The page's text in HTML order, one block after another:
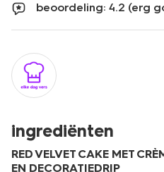
beoordeling: 4.2 (erg
ingrediënten
RED VELVET CAKE MET
EN DECORATIEDRIP